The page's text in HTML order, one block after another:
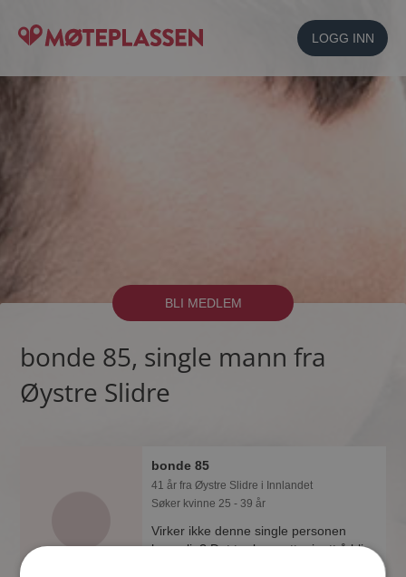
LOGG INN
BLI MEDLEM
bonde 85, single mann fra
Øystre Slidre
bonde 85
41 år fra Øystre Slidre i Innlandet
Søker kvinne 25 - 39 år
Virker ikke denne single personen
hyggelig? Det tar bare ett minutt å bli